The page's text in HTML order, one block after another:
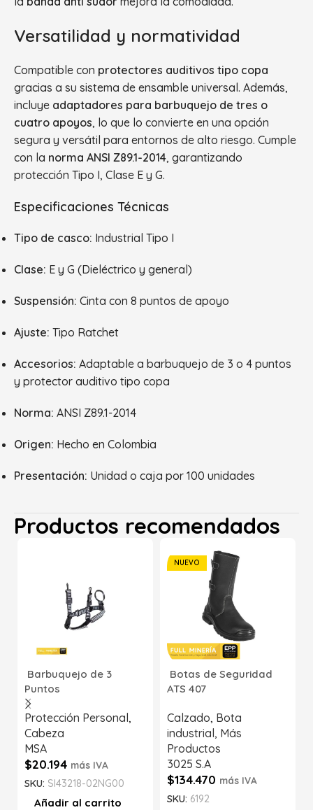
Versatilidad y normatividad
Compatible con protectores auditivos tipo copa
gracias a su sistema de ensamble universal. Además,
incluye adaptadores para barbuquejo de tres o
cuatro apoyos, lo que lo convierte en una opción
segura y versátil para entornos de alto riesgo. Cumple
con la norma ANSI Z89.1-2014, garantizando
protección Tipo I, Clase E y G.
Especificaciones Técnicas
Tipo de casco: Industrial Tipo I
Clase: E y G (Dieléctrico y general)
Suspensión: Cinta con 8 puntos de apoyo
Ajuste: Tipo Ratchet
Accesorios: Adaptable a barbuquejo de 3 o 4 puntos
y protector auditivo tipo copa
Norma: ANSI Z89.1-2014
Origen: Hecho en Colombia
Presentación: Unidad o caja por 100 unidades
Productos recomendados
Barbuquejo de 3
Puntos
Protección Personal,
Cabeza
MSA
$20.194 más IVA
SKU: SI43218-02NG00
Añadir al carrito
NUEVO
Botas de Seguridad
ATS 407
Calzado, Bota
industrial, Más
Productos
3025 S.A
$134.470 más IVA
SKU: 6192